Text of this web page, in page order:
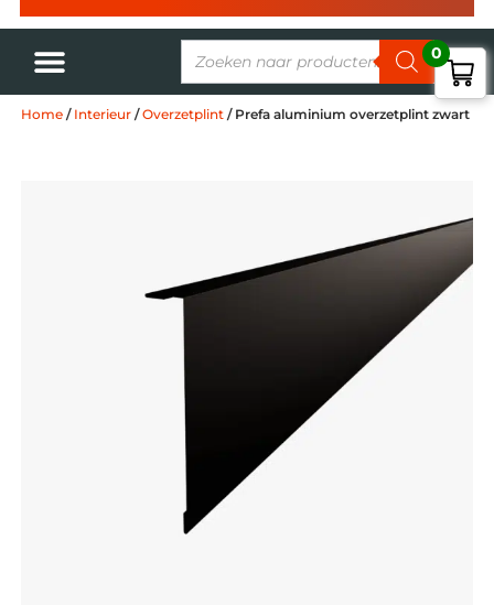
Home/ Interieur/Overzetplint/ Prefa aluminium overzetplint zwart
0